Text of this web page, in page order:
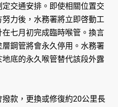
交通安排。即使相關位置交
力後，水務署將立即啓動工
七月初完成臨時喉管。換言
鋼管將會永久停用。水務署
底的永久喉管替代該段外露
款，更換或修復約20公里長